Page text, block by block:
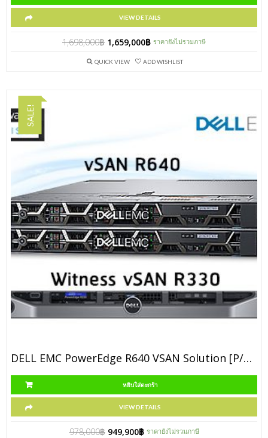
VIEW DETAILS
1,698,000฿ 1,659,000฿ ราคายังไม่รวมภาษี
QUICK VIEW ADD WISHLIST
SALE!
DELL EMC PowerEdge R640 VSAN Solution [P/N R640-4TB-VSANPack]
หยิบใส่ตะกร้า
VIEW DETAILS
978,000฿ 949,900฿ ราคายังไม่รวมภาษี